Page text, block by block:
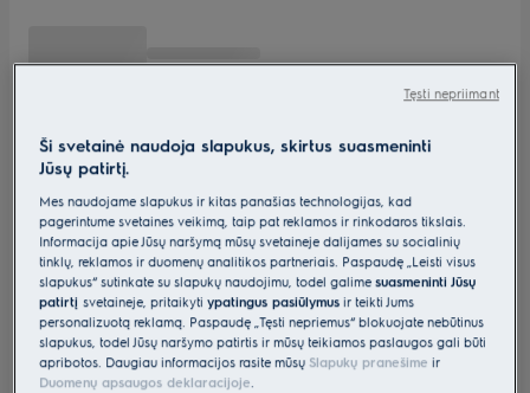
Ši svetainė naudoja slapukus, skirtus suasmeninti
Jūsų patirtį.
Mes naudojame slapukus ir kitas panašias technologijas, kad
pagerintume svetainės veikimą, taip pat reklamos ir rinkodaros tikslais.
Informacija apie Jūsų naršymą mūsų svetainėje dalijamės su socialinių
tinklų, reklamos ir duomenų analitikos partneriais. Paspaudę „Leisti visus
slapukus“ sutinkate su slapukų naudojimu, todėl galimesuasmeninti Jūsų
patirtįsvetainėje, pritaikytiypatingus pasiūlymus ir teikti Jums
personalizuotą reklamą. Paspaudę „Tęsti nepriėmus“ blokuojate nebūtinus
slapukus, todėl Jūsų naršymo patirtis ir mūsų teikiamos paslaugos gali būti
apribotos. Daugiau informacijos rasite mūsų Slapukų pranešime ir
Duomenų apsaugos deklaracijoje.
Tęsti nepriimant